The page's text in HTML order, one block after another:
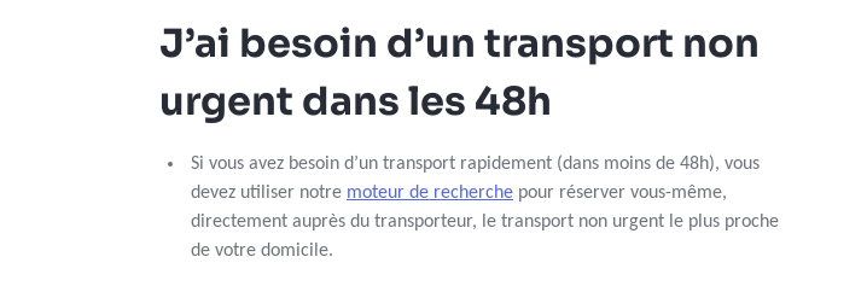
J’ai besoin d’un transport non
urgent dans les 48h
Si vous avez besoin d’un transport rapidement (dans moins de 48h), vous
devez utiliser notre moteur de recherche pour réserver vous-même,
directement auprès du transporteur, le transport non urgent le plus proche
de votre domicile.